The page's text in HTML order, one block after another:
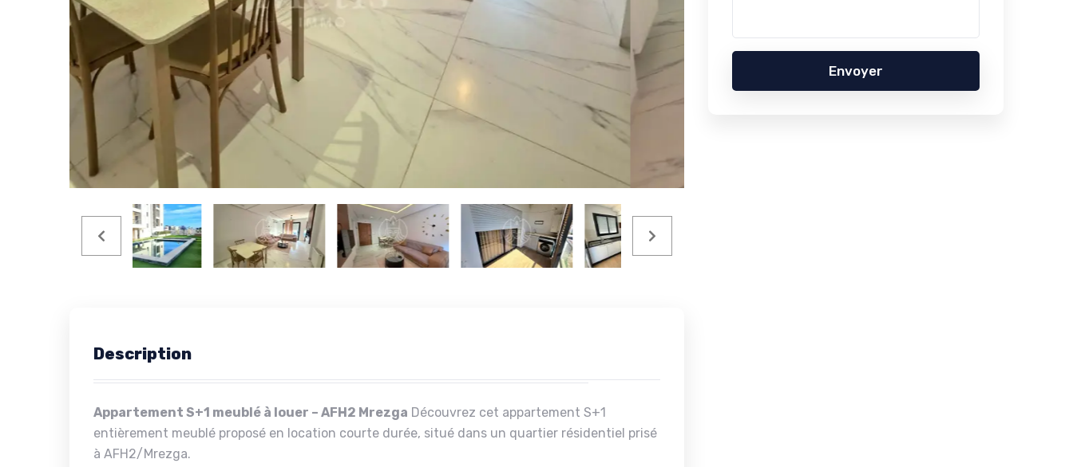
Description
Appartement S+1 meublé à louer – AFH2 Mrezga Découvrez cet appartement S+1
entièrement meublé proposé en location courte durée, situé dans un quartier résidentiel prisé
à AFH2/Mrezga.
Envoyer